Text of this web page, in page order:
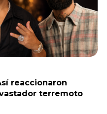
reaccionaron
terremoto